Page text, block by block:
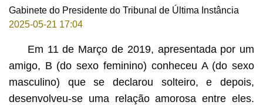
Gabinete do Presidente do Tribunal de Última Instância
2025-05-21 17:04
Em 11 de Março de 2019, apresentada por um
amigo, B (do sexo feminino) conheceu A (do sexo
masculino) que se declarou solteiro, e depois,
desenvolveu-se uma relação amorosa entre eles.